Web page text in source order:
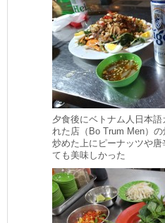
夕食後にベトナム人日本
れた店（Bo Trum Men）
炒めた上にピーナッツや唐
ても美味しかった